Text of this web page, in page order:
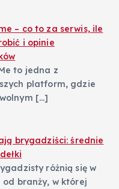
– co to za serwis, ile
i opinie
to jedna z
platform, gdzie
[…]
brygadziści: średnie
różnią się w
od branży, w której